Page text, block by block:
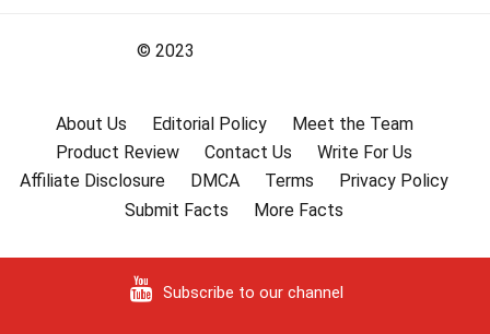
© 2023
About Us Editorial Policy
Meet the Team
Product Review
Contact Us
Write For Us
Affiliate Disclosure
DMCA Terms
Privacy Policy
Submit Facts
More Facts
Subscribe to our channel